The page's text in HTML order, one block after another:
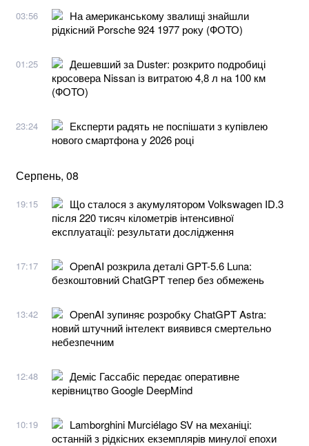
03:56
На американському звалищі знайшли
рідкісний Porsche 924 1977 року (ФОТО)
01:25
Дешевший за Duster: розкрито подробиці
кросовера Nissan із витратою 4,8 л на 100 км
(ФОТО)
23:24
Експерти радять не поспішати з купівлею
нового смартфона у 2026 році
Серпень, 08
19:15
Що сталося з акумулятором Volkswagen ID.3
після 220 тисяч кілометрів інтенсивної
експлуатації: результати дослідження
17:17
OpenAI розкрила деталі GPT-5.6 Luna:
безкоштовний ChatGPT тепер без обмежень
13:42
OpenAI зупиняє розробку ChatGPT Astra:
новий штучний інтелект виявився смертельно
небезпечним
12:48
Деміс Гассабіс передає оперативне
керівництво Google DeepMind
10:19
Lamborghini Murciélago SV на механіці:
останній з рідкісних екземплярів минулої епохи